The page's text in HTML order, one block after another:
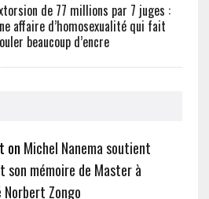
de 77 millions par 7 juges :
affaire d’homosexualité qui fait
beaucoup d’encre
on Michel Nanema soutient
son mémoire de Master à
Norbert Zongo